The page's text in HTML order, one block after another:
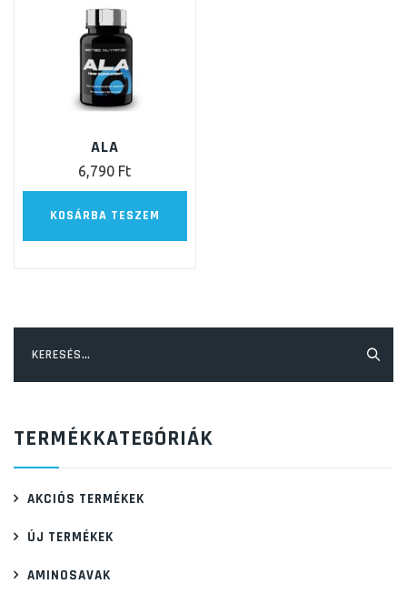
ALA
6,790 Ft
KOSÁRBA TESZEM
TERMÉKKATEGÓRIÁK
AKCIÓS TERMÉKEK
ÚJ TERMÉKEK
AMINOSAVAK